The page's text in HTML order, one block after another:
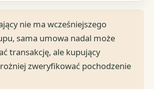
nie ma wcześniejszego
sama umowa nadal może
transakcję, ale kupujący
zweryfikować pochodzenie